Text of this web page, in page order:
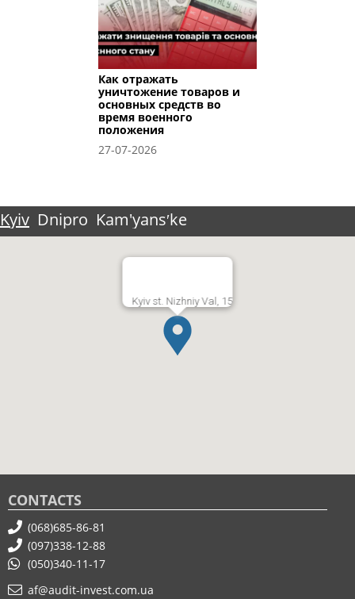
Как отражать
уничтожение товаров и
основных средств во
время военного
положения
27-07-2026
Kyiv Dnipro Kam'yansʹke
Kyiv st. Nizhniy Val, 15
CONTACTS
(068)685-86-81
(097)338-12-88
(050)340-11-17
af@audit-invest.com.ua